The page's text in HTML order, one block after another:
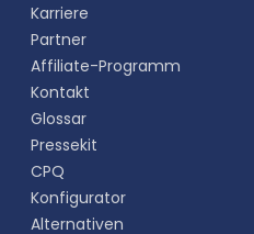
Karriere
Partner
Affiliate-Programm
Kontakt
Glossar
Pressekit
CPQ
Konfigurator
Alternativen